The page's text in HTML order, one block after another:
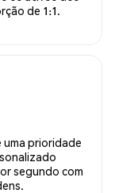
de 1:1.
uma prioridade
segundo com